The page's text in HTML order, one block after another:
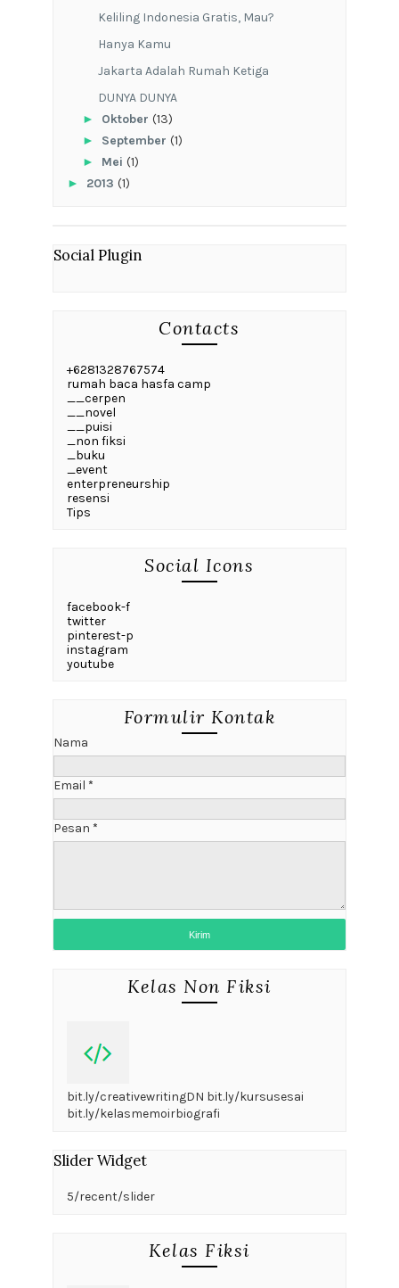
Keliling Indonesia Gratis, Mau?
Hanya Kamu
Jakarta Adalah Rumah Ketiga
DUNYA DUNYA
► Oktober (13)
► September (1)
► Mei (1)
► 2013 (1)
Social Plugin
Contacts
+6281328767574
rumah baca hasfa camp
__cerpen
__novel
__puisi
_non fiksi
_buku
_event
enterpreneurship
resensi
Tips
Social Icons
facebook-f
twitter
pinterest-p
instagram
youtube
Formulir Kontak
Nama
Email *
Pesan *
Kelas Non Fiksi
bit.ly/creativewritingDN bit.ly/kursusesai
bit.ly/kelasmemoirbiografi
Slider Widget
5/recent/slider
Kelas Fiksi